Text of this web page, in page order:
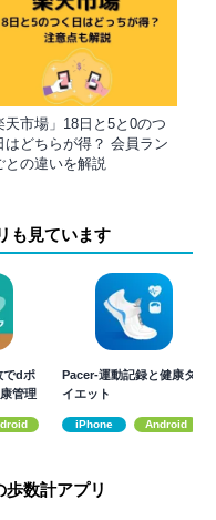
天市場」18日と5と0のつ
はどちらが得？ 会員ラン
との違いを解説
も見ています
でdポ
管理
Pacer-運動記録と健康ダ
イエット
iPhone Android
数計アプリ